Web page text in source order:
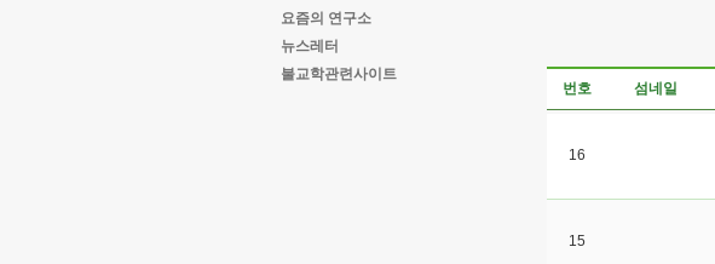
요즘의 연구소
뉴스레터
불교학관련사이트
번호 섬네일
16
15